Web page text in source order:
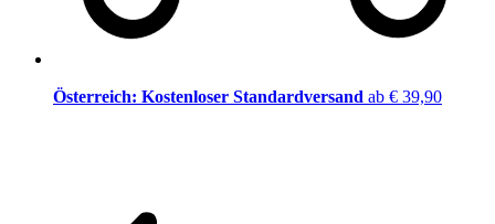
Österreich: Kostenloser Standardversand ab € 39,90